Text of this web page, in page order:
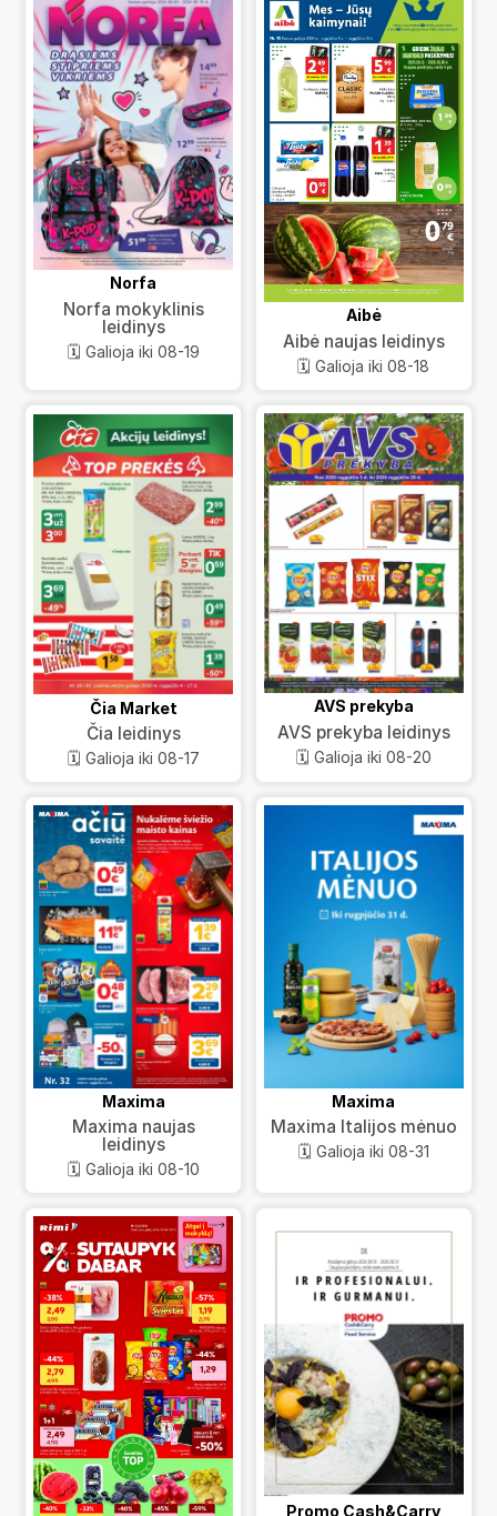
Norfa
Norfa mokyklinis
leidinys
🗓️ Galioja iki 08-19
Aibė
Aibė naujas leidinys
🗓️ Galioja iki 08-18
Čia Market
Čia leidinys
🗓️ Galioja iki 08-17
AVS prekyba
AVS prekyba leidinys
🗓️ Galioja iki 08-20
Maxima
Maxima naujas
leidinys
🗓️ Galioja iki 08-10
Maxima
Maxima Italijos mėnuo
🗓️ Galioja iki 08-31
Promo Cash&Carry